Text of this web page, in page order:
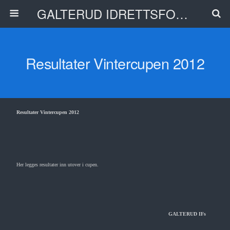
GALTERUD IDRETTSFORENING
Resultater Vintercupen 2012
Resultater Vintercupen 2012
Her legges resultater inn utover i cupen.
GALTERUD IFs